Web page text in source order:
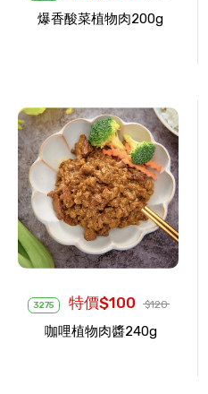
爆香酸菜植物肉200g
3275 特價$100 $120
咖哩植物肉醬240g